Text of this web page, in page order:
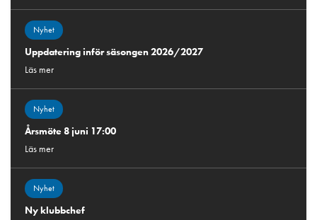
Nyhet
Uppdatering inför säsongen 2026/2027
Läs mer
Nyhet
Årsmöte 8 juni 17:00
Läs mer
Nyhet
Ny klubbchef